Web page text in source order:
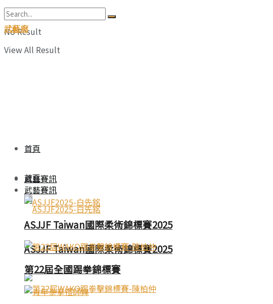
No Result
View All Result
武藝廊
首頁
武藝賽訊
ASJJF Taiwan國際柔術錦標賽2025
首頁
武藝賽訊
ASJJF Taiwan國際柔術錦標賽2025
第22屆全國踢拳錦標賽